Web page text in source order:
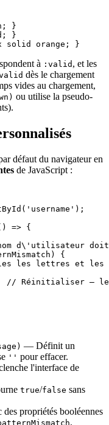
}
}
solid orange; }
à :valid , et les
dès le chargement
vides au chargement,
ou utilise la pseudo-
défaut du navigateur en
de JavaScript :
=> {
d\'utilisateur
{
les lettres et les
// Réinitialiser —
— Définit un
'' pour effacer.
l'interface de
true/false sans
propriétés booléennes
,